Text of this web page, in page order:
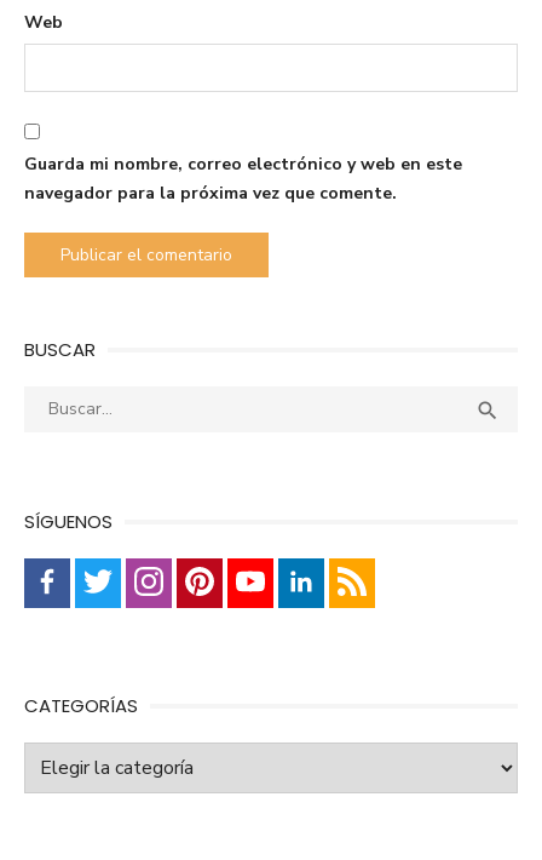
Web
Guarda mi nombre, correo electrónico y web en este
navegador para la próxima vez que comente.
BUSCAR
Buscar: 
SÍGUENOS
CATEGORÍAS
Categorías